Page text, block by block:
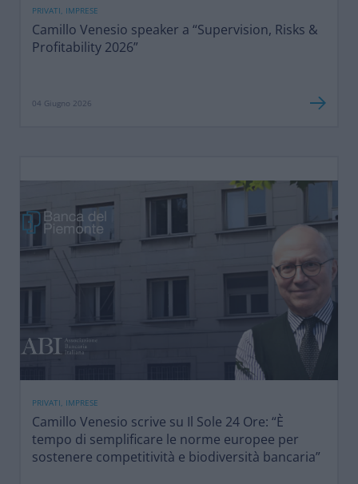
PRIVATI, IMPRESE
Camillo Venesio speaker a “Supervision, Risks &
Profitability 2026”
04 Giugno 2026
PRIVATI, IMPRESE
Camillo Venesio scrive su Il Sole 24 Ore: “È
tempo di semplificare le norme europee per
sostenere competitività e biodiversità bancaria”